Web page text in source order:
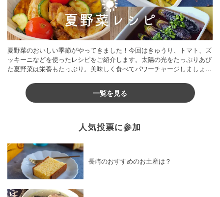
夏野菜のおいしい季節がやってきました！今回はきゅうり、トマト、ズ
ッキーニなどを使ったレシピをご紹介します。太陽の光をたっぷりあび
た夏野菜は栄養もたっぷり。美味しく食べてパワーチャージしましょう
一覧を見る
人気投票に参加
長崎のおすすめのお土産は？